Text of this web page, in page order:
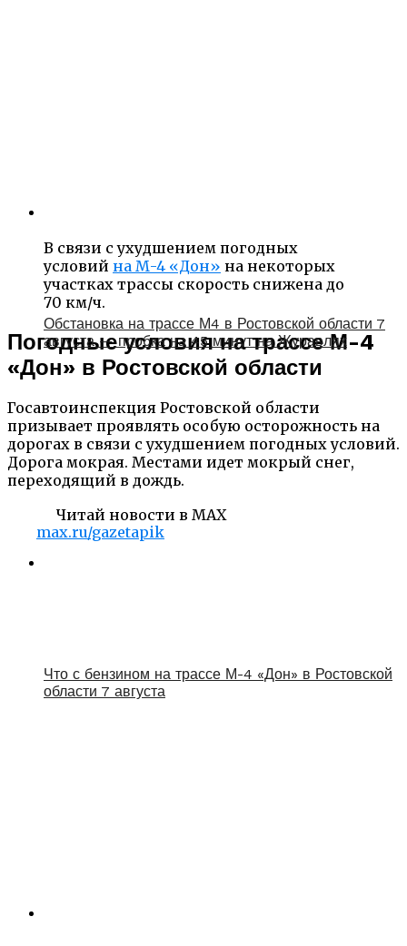
В связи с ухудшением погодных
условий на М-4 «Дон» на некоторых
участках трассы скорость снижена до
70 км/ч.
Погодные условия на трассе М-4
«Дон» в Ростовской области
Госавтоинспекция Ростовской области
призывает проявлять особую осторожность на
дорогах в связи с ухудшением погодных условий.
Дорога мокрая. Местами идет мокрый снег,
переходящий в дождь.
Читай новости в MAX
max.ru/gazetapik
Обстановка на трассе М4 в Ростовской области 7
августа — пробка на 45 минут на Журавлях
Что с бензином на трассе М-4 «Дон» в Ростовской
области 7 августа